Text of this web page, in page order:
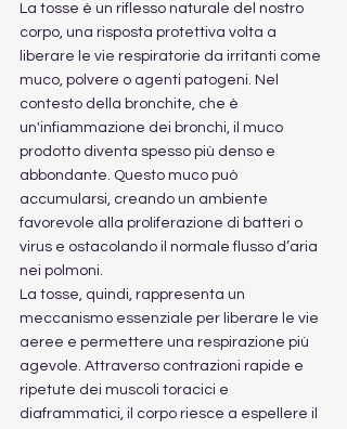
La tosse è un riflesso naturale del nostro
corpo, una risposta protettiva volta a
liberare le vie respiratorie da irritanti come
muco, polvere o agenti patogeni. Nel
contesto della bronchite, che è
un'infiammazione dei bronchi, il muco
prodotto diventa spesso più denso e
abbondante. Questo muco può
accumularsi, creando un ambiente
favorevole alla proliferazione di batteri o
virus e ostacolando il normale flusso d’aria
nei polmoni.
La tosse, quindi, rappresenta un
meccanismo essenziale per liberare le vie
aeree e permettere una respirazione più
agevole. Attraverso contrazioni rapide e
ripetute dei muscoli toracici e
diaframmatici, il corpo riesce a espellere il